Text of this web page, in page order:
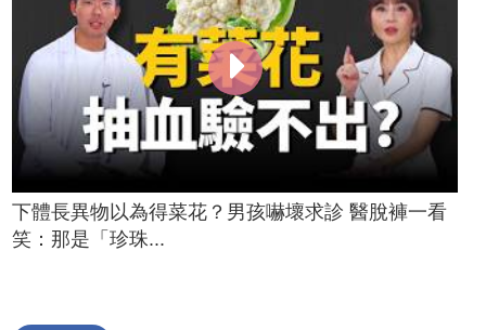
下體長異物以為得菜花？男孩嚇壞求診 醫脫褲一看
笑：那是「珍珠...